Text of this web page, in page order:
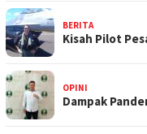
BERITA
Kisah Pilot
OPINI
Dampak